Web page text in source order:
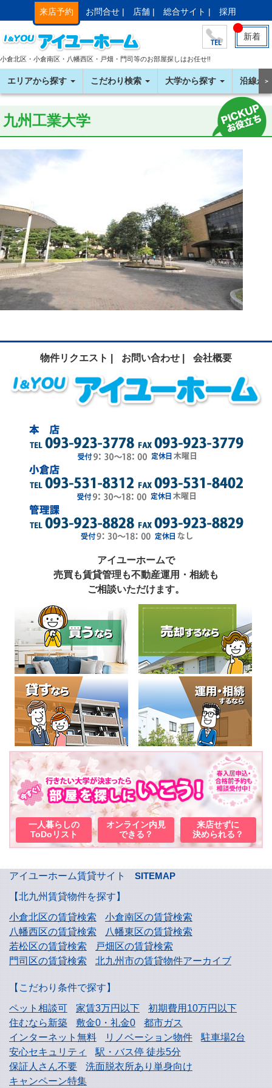
来店予約 お問合せ | 店舗 | 総合サイト | 採用
新着
小倉北区・小倉南区・八幡西区・戸畑・門司等のお部屋探しはお任せ!!
エリアから探す こだわり検索 大学から探す 沿線か＞
九州工業大学
物件リクエスト | お問い合わせ | 会社概要
アイユーホームで
売買も賃貸管理も不動産運用・相続も
ご相談いただけます。
一人暮らしの
ToDoリスト
オンライン内見
できる？
来店せずに
決められる？
アイユーホーム賃貸サイト
SITEMAP
【北九州賃貸物件を探す】
小倉北区の賃貸検索
小倉南区の賃貸検索
八幡西区の賃貸検索
八幡東区の賃貸検索
若松区の賃貸検索
戸畑区の賃貸検索
門司区の賃貸検索
北九州市の賃貸物件アーカイブ
【こだわり条件で探す】
ペット相談可
家賃3万円以下
初期費用10万円以下
住むなら新築
敷金0・礼金0
都市ガス
インターネット無料
リノベーション物件
駐車場2台
安心セキュリティ
駅・バス停 徒歩5分
保証人さん不要
洗面脱衣所あり単身向け
キャンペーン特集